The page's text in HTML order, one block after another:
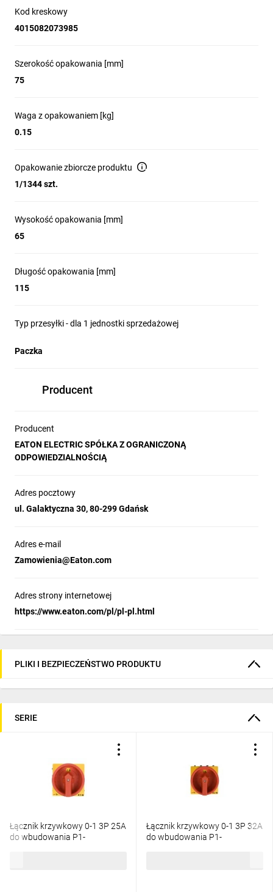
Kod kreskowy
4015082073985
Szerokość opakowania [mm]
75
Waga z opakowaniem [kg]
0.15
Opakowanie zbiorcze produktu
1/1344 szt.
Wysokość opakowania [mm]
65
Długość opakowania [mm]
115
Typ przesyłki - dla 1 jednostki sprzedażowej
Paczka
Producent
Producent
EATON ELECTRIC SPÓŁKA Z OGRANICZONĄ
ODPOWIEDZIALNOŚCIĄ
Adres pocztowy
ul. Galaktyczna 30, 80-299 Gdańsk
Adres e-mail
Zamowienia@Eaton.com
Adres strony internetowej
https://www.eaton.com/pl/pl-pl.html
PLIKI I BEZPIECZEŃSTWO PRODUKTU
SERIE
Łącznik krzywkowy 0-1 3P 25A
do wbudowania P1-
Łącznik krzywkowy 0-1 3P 32A
do wbudowania P1-